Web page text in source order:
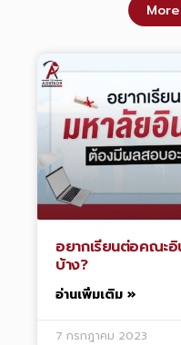
อยากเรียนต่อคณะอิ
บ้าง?
อ่านเพิ่มเติม »
7 กรกฎาคม 2023